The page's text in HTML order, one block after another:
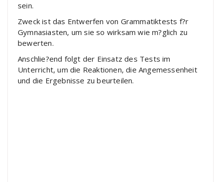
sein.
Zweck ist das Entwerfen von Grammatiktests f?r
Gymnasiasten, um sie so wirksam wie m?glich zu
bewerten.
Anschlie?end folgt der Einsatz des Tests im
Unterricht, um die Reaktionen, die Angemessenheit
und die Ergebnisse zu beurteilen.